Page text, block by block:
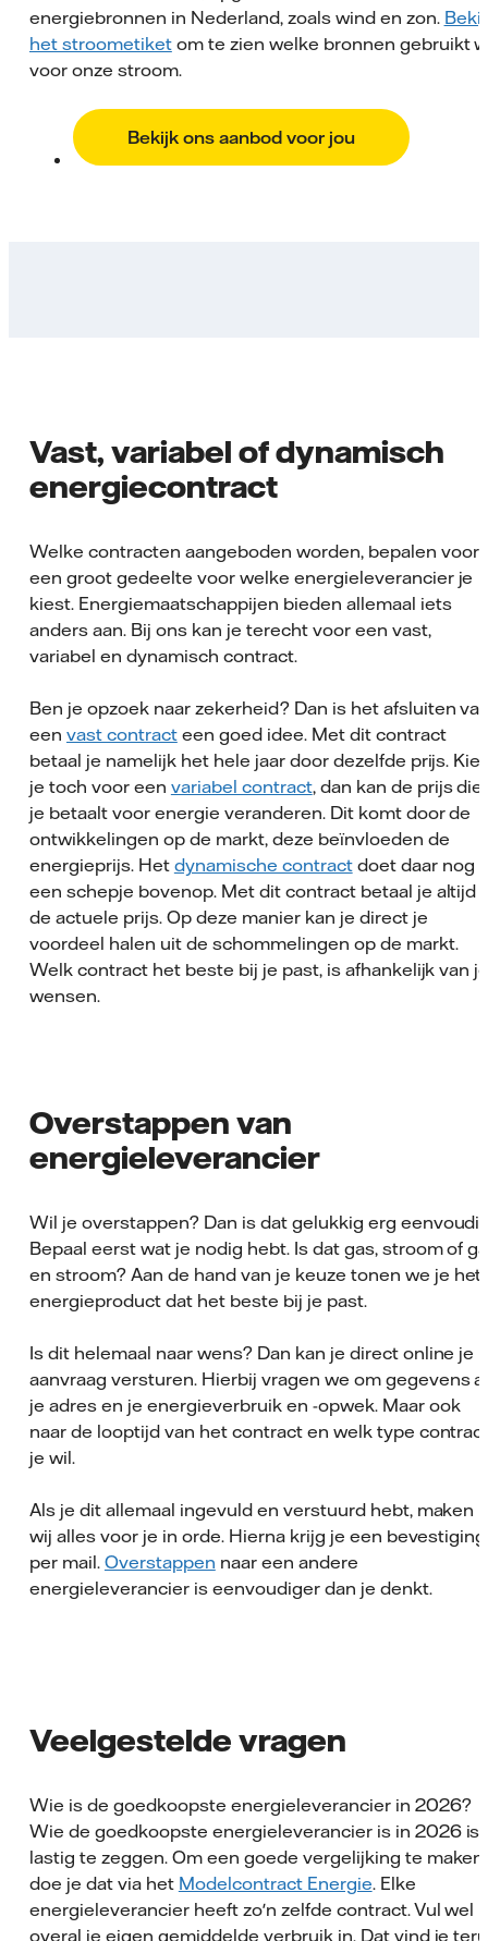
energiebronnen in Nederland, zoals wind en zon.
het stroometiketom te zien welke bronnen gebruikt
voor onze stroom.
Bekijk ons aanbod voor jou
Vast, variabel of dynamisch
energiecontract
Welke contracten aangeboden worden, bepalen voor
een groot gedeelte voor welke energieleverancier je
kiest. Energiemaatschappijen bieden allemaal iets
anders aan. Bij ons kan je terecht voor een vast,
variabel en dynamisch contract.
Ben je opzoek naar zekerheid? Dan is het afsluiten
een vast contracteen goed idee. Met dit contract
betaal je namelijk het hele jaar door dezelfde prijs.
je toch voor een variabel contract, dan kan de prijs die
je betaalt voor energie veranderen. Dit komt door de
ontwikkelingen op de markt, deze beïnvloeden de
energieprijs. Het dynamische contractdoet daar nog
een schepje bovenop. Met dit contract betaal je altijd
de actuele prijs. Op deze manier kan je direct je
voordeel halen uit de schommelingen op de markt.
Welk contract het beste bij je past, is afhankelijk van
wensen.
Overstappen van
energieleverancier
Wil je overstappen? Dan is dat gelukkig erg
Bepaal eerst wat je nodig hebt. Is dat gas, stroom of
en stroom? Aan de hand van je keuze tonen we je het
energieproduct dat het beste bij je past.
Is dit helemaal naar wens? Dan kan je direct online je
aanvraag versturen. Hierbij vragen we om gegevens
je adres en je energieverbruik en -opwek. Maar ook
naar de looptijd van het contract en welk type
je wil.
Als je dit allemaal ingevuld en verstuurd hebt, maken
wij alles voor je in orde. Hierna krijg je een bevestiging
per mail. Overstappen naar een andere
energieleverancier is eenvoudiger dan je denkt.
Veelgestelde vragen
Wie is de goedkoopste energieleverancier in 2026?
Wie de goedkoopste energieleverancier is in 2026 is
lastig te zeggen. Om een goede vergelijking te maken
doe je dat via het Modelcontract Energie. Elke
energieleverancier heeft zo'n zelfde contract. Vul wel
overal je eigen gemiddelde verbruik in. Dat vind je